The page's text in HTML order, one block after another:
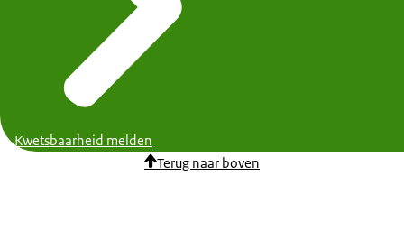
Kwetsbaarheid melden
Terug naar boven